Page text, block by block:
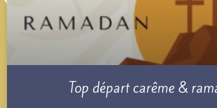
Top départ carême &